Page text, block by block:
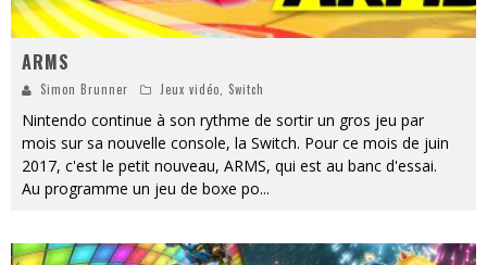
ARMS
Simon Brunner Jeux vidéo Switch
Nintendo continue à son rythme de sortir un gros jeu par
mois sur sa nouvelle console, la Switch. Pour ce mois de juin
2017, c'est le petit nouveau, ARMS, qui est au banc d'essai.
Au programme un jeu de boxe po...